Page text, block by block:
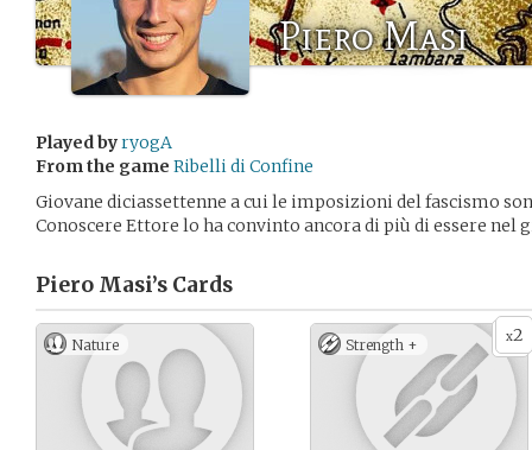
Piero Masi
Played byryogA
From the game Ribelli di Confine
Giovane diciassettenne a cui le imposizioni del fascismo
Conoscere Ettore lo ha convinto ancora di più di essere nel
Piero Masi’s Cards
Nature x2
Strength +